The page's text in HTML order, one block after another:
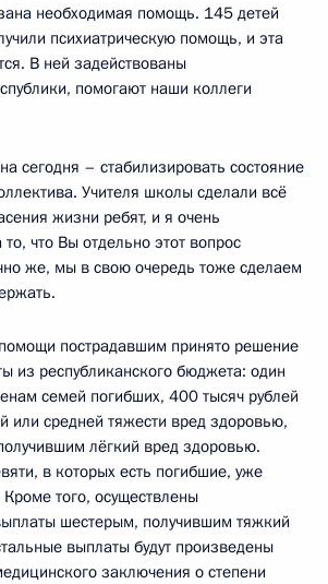
необходимая помощь. 145 детей
психиатрическую помощь, и эта
В ней задействованы
помогают наши коллеги
сегодня – стабилизировать состояние
Учителя школы сделали всё
жизни ребят, и я очень
что Вы отдельно этот вопрос
же, мы в свою очередь тоже сделаем
пострадавшим принято решение
из республиканского бюджета: один
семей погибших, 400 тысяч рублей
или средней тяжести вред здоровью,
лёгкий вред здоровью.
в которых есть погибшие, уже
того, осуществлены
шестерым, получившим тяжкий
выплаты будут произведены
заключения о степени